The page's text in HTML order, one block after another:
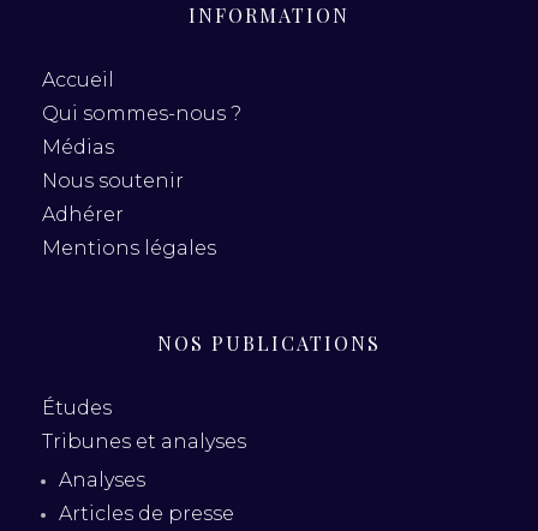
INFORMATION
Accueil
Qui sommes-nous ?
Médias
Nous soutenir
Adhérer
Mentions légales
NOS PUBLICATIONS
Études
Tribunes et analyses
Analyses
Articles de presse